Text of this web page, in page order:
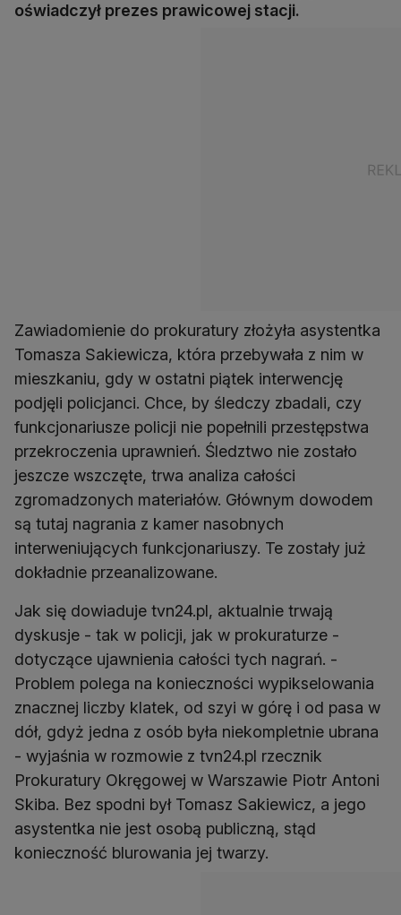
oświadczył prezes prawicowej stacji.
Zawiadomienie do prokuratury złożyła asystentka
Tomasza Sakiewicza, która przebywała z nim w
mieszkaniu, gdy w ostatni piątek interwencję
podjęli policjanci. Chce, by śledczy zbadali, czy
funkcjonariusze policji nie popełnili przestępstwa
przekroczenia uprawnień. Śledztwo nie zostało
jeszcze wszczęte, trwa analiza całości
zgromadzonych materiałów. Głównym dowodem
są tutaj nagrania z kamer nasobnych
interweniujących funkcjonariuszy. Te zostały już
dokładnie przeanalizowane.
Jak się dowiaduje tvn24.pl, aktualnie trwają
dyskusje - tak w policji, jak w prokuraturze -
dotyczące ujawnienia całości tych nagrań. -
Problem polega na konieczności wypikselowania
znacznej liczby klatek, od szyi w górę i od pasa w
dół, gdyż jedna z osób była niekompletnie ubrana
- wyjaśnia w rozmowie z tvn24.pl rzecznik
Prokuratury Okręgowej w Warszawie Piotr Antoni
Skiba. Bez spodni był Tomasz Sakiewicz, a jego
asystentka nie jest osobą publiczną, stąd
konieczność blurowania jej twarzy.